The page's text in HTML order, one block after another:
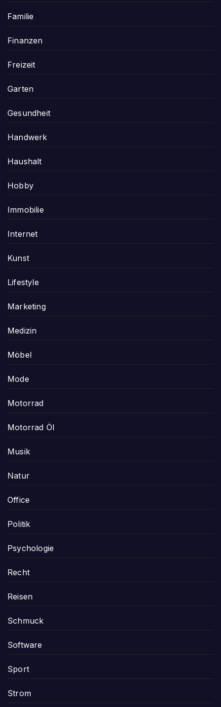
Familie
Finanzen
Freizeit
Garten
Gesundheit
Handwerk
Haushalt
Hobby
Immobilie
Internet
Kunst
Lifestyle
Marketing
Medizin
Möbel
Mode
Motorrad
Motorrad Öl
Musik
Natur
Office
Politik
Psychologie
Recht
Reisen
Schmuck
Software
Sport
Strom